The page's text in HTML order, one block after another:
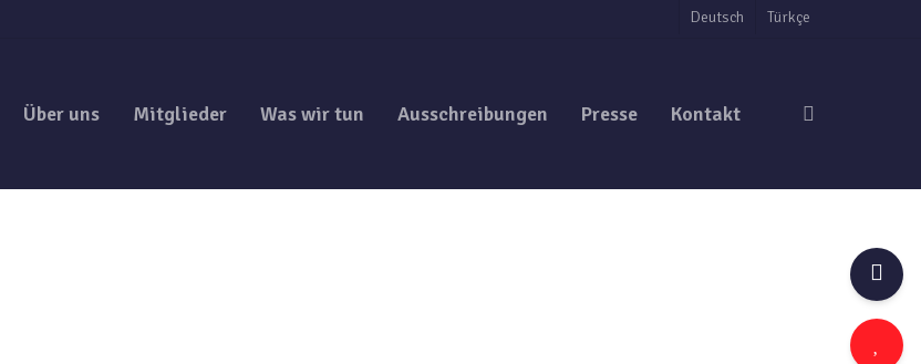
Deutsch Türkçe
Über uns Mitglieder Was wir tun Ausschreibungen Presse Kontakt